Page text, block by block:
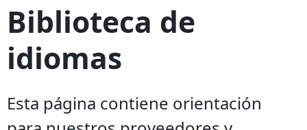
Biblioteca de
idiomas
Esta página contiene orientación